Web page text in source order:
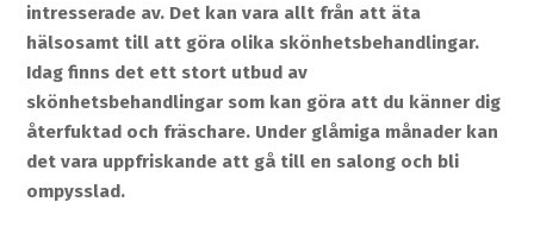
intresserade av. Det kan vara allt från att äta
hälsosamt till att göra olika skönhetsbehandlingar.
Idag finns det ett stort utbud av
skönhetsbehandlingar som kan göra att du känner dig
återfuktad och fräschare. Under glåmiga månader kan
det vara uppfriskande att gå till en salong och bli
ompysslad.